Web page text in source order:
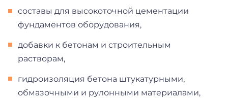
составы для высокоточной цементации
фундаментов оборудования,
добавки к бетонам и строительным
растворам,
гидроизоляция бетона штукатурными,
обмазочными и рулонными материалами,